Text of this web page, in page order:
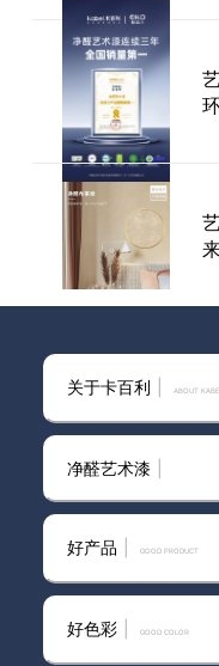
关于卡百利 ABOUT
净醛艺术漆
好产品 GOOD PRODUCT
好色彩 GOOD COLOR